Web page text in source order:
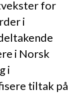
for
i
i Norsk
i
tiltak på